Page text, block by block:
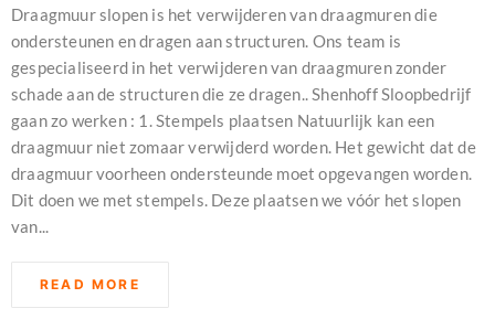
Draagmuur slopen is het verwijderen van draagmuren die
ondersteunen en dragen aan structuren. Ons team is
gespecialiseerd in het verwijderen van draagmuren zonder
schade aan de structuren die ze dragen.. Shenhoff Sloopbedrijf
gaan zo werken : 1. Stempels plaatsen Natuurlijk kan een
draagmuur niet zomaar verwijderd worden. Het gewicht dat de
draagmuur voorheen ondersteunde moet opgevangen worden.
Dit doen we met stempels. Deze plaatsen we vóór het slopen
van...
READ MORE